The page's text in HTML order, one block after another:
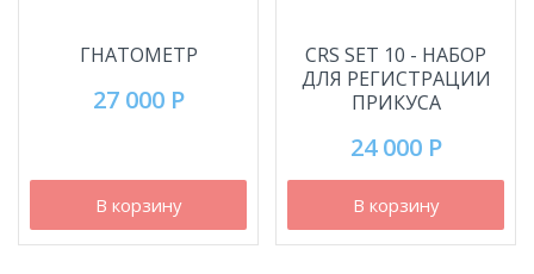
ГНАТОМЕТР
27 000 Р
В корзину
CRS SET 10 - НАБОР
ДЛЯ РЕГИСТРАЦИИ
ПРИКУСА
24 000 Р
В корзину